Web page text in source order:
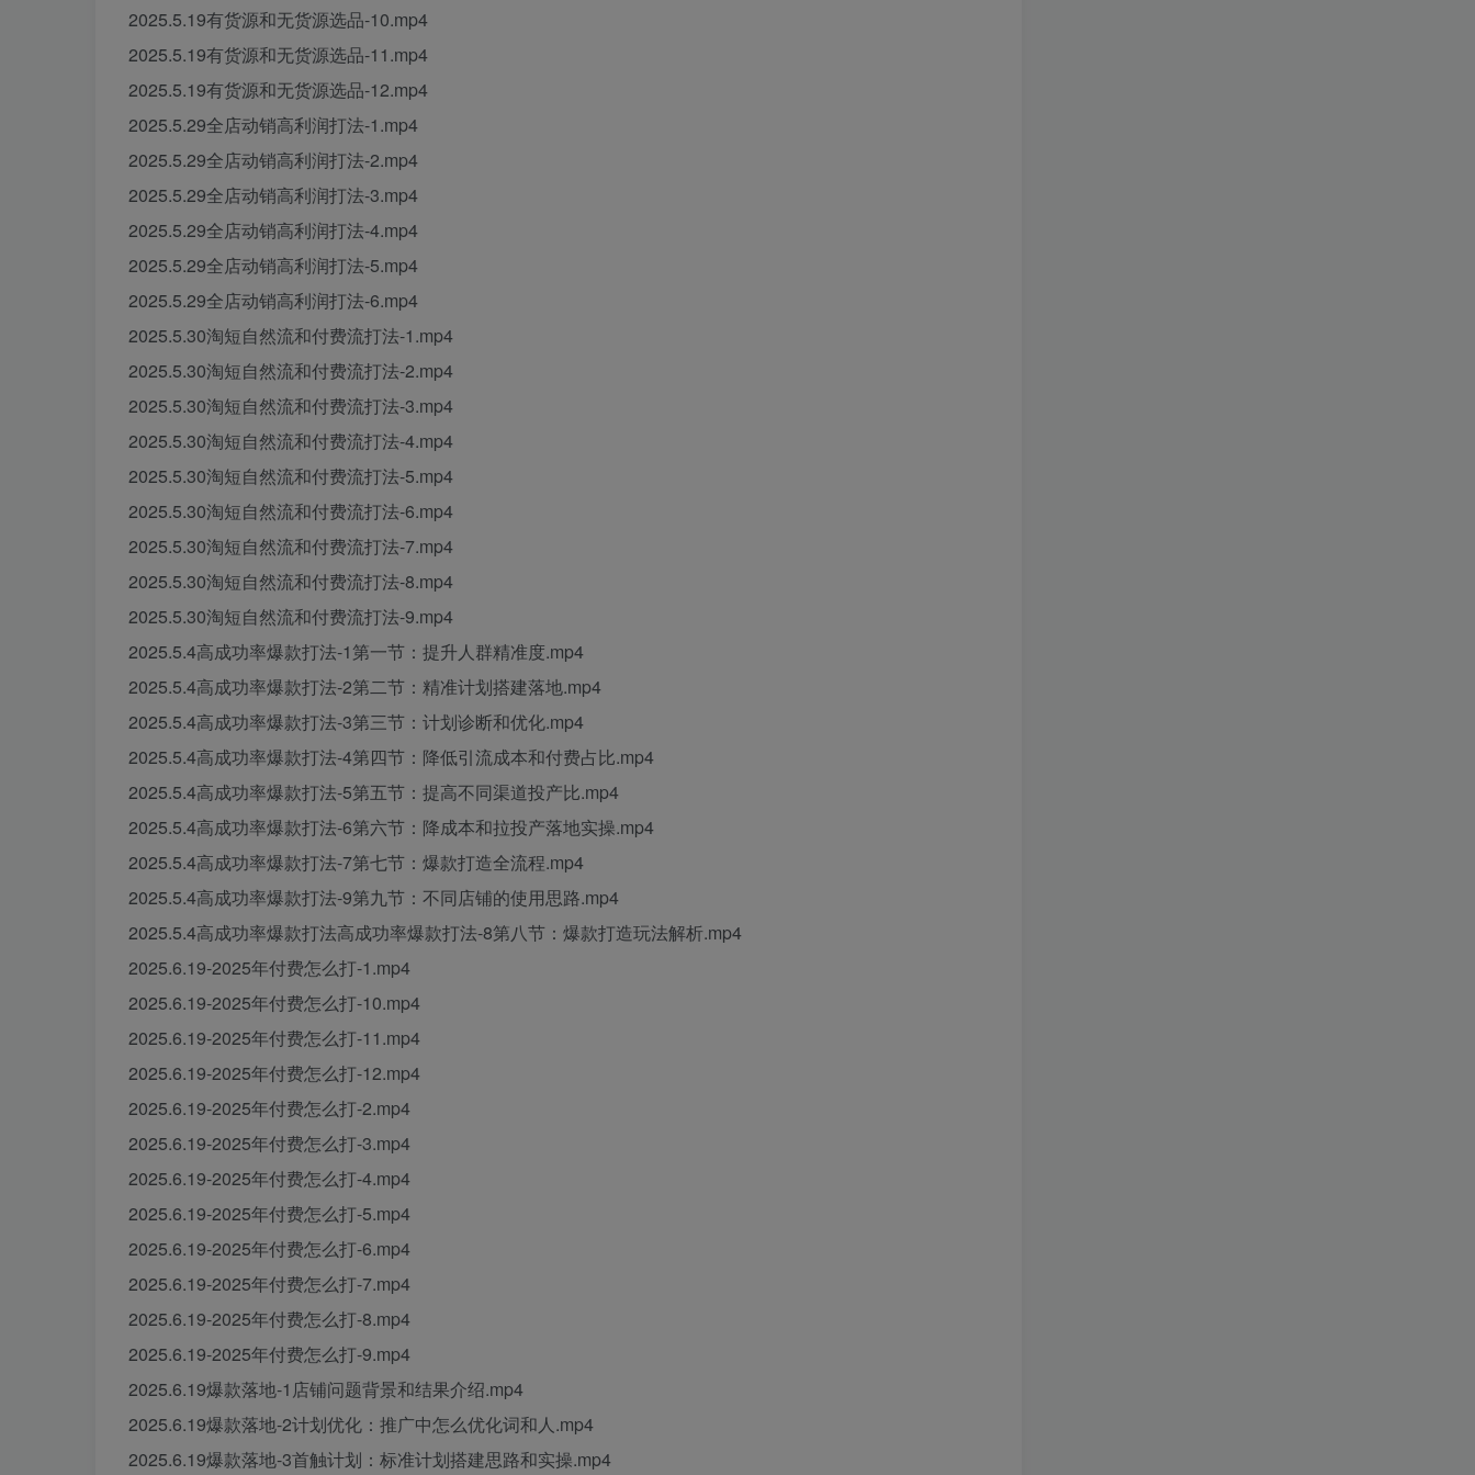
2025.5.19有货源和无货源选品-10.mp4
2025.5.19有货源和无货源选品-11.mp4
2025.5.19有货源和无货源选品-12.mp4
2025.5.29全店动销高利润打法-1.mp4
2025.5.29全店动销高利润打法-2.mp4
2025.5.29全店动销高利润打法-3.mp4
2025.5.29全店动销高利润打法-4.mp4
2025.5.29全店动销高利润打法-5.mp4
2025.5.29全店动销高利润打法-6.mp4
2025.5.30淘短自然流和付费流打法-1.mp4
2025.5.30淘短自然流和付费流打法-2.mp4
2025.5.30淘短自然流和付费流打法-3.mp4
2025.5.30淘短自然流和付费流打法-4.mp4
2025.5.30淘短自然流和付费流打法-5.mp4
2025.5.30淘短自然流和付费流打法-6.mp4
2025.5.30淘短自然流和付费流打法-7.mp4
2025.5.30淘短自然流和付费流打法-8.mp4
2025.5.30淘短自然流和付费流打法-9.mp4
2025.5.4高成功率爆款打法-1第一节：提升人群精准度.mp4
2025.5.4高成功率爆款打法-2第二节：精准计划搭建落地.mp4
2025.5.4高成功率爆款打法-3第三节：计划诊断和优化.mp4
2025.5.4高成功率爆款打法-4第四节：降低引流成本和付费占比.mp4
2025.5.4高成功率爆款打法-5第五节：提高不同渠道投产比.mp4
2025.5.4高成功率爆款打法-6第六节：降成本和拉投产落地实操.mp4
2025.5.4高成功率爆款打法-7第七节：爆款打造全流程.mp4
2025.5.4高成功率爆款打法-9第九节：不同店铺的使用思路.mp4
2025.5.4高成功率爆款打法高成功率爆款打法-8第八节：爆款打造玩法解析.mp4
2025.6.19-2025年付费怎么打-1.mp4
2025.6.19-2025年付费怎么打-10.mp4
2025.6.19-2025年付费怎么打-11.mp4
2025.6.19-2025年付费怎么打-12.mp4
2025.6.19-2025年付费怎么打-2.mp4
2025.6.19-2025年付费怎么打-3.mp4
2025.6.19-2025年付费怎么打-4.mp4
2025.6.19-2025年付费怎么打-5.mp4
2025.6.19-2025年付费怎么打-6.mp4
2025.6.19-2025年付费怎么打-7.mp4
2025.6.19-2025年付费怎么打-8.mp4
2025.6.19-2025年付费怎么打-9.mp4
2025.6.19爆款落地-1店铺问题背景和结果介绍.mp4
2025.6.19爆款落地-2计划优化：推广中怎么优化词和人.mp4
2025.6.19爆款落地-3首触计划：标准计划搭建思路和实操.mp4